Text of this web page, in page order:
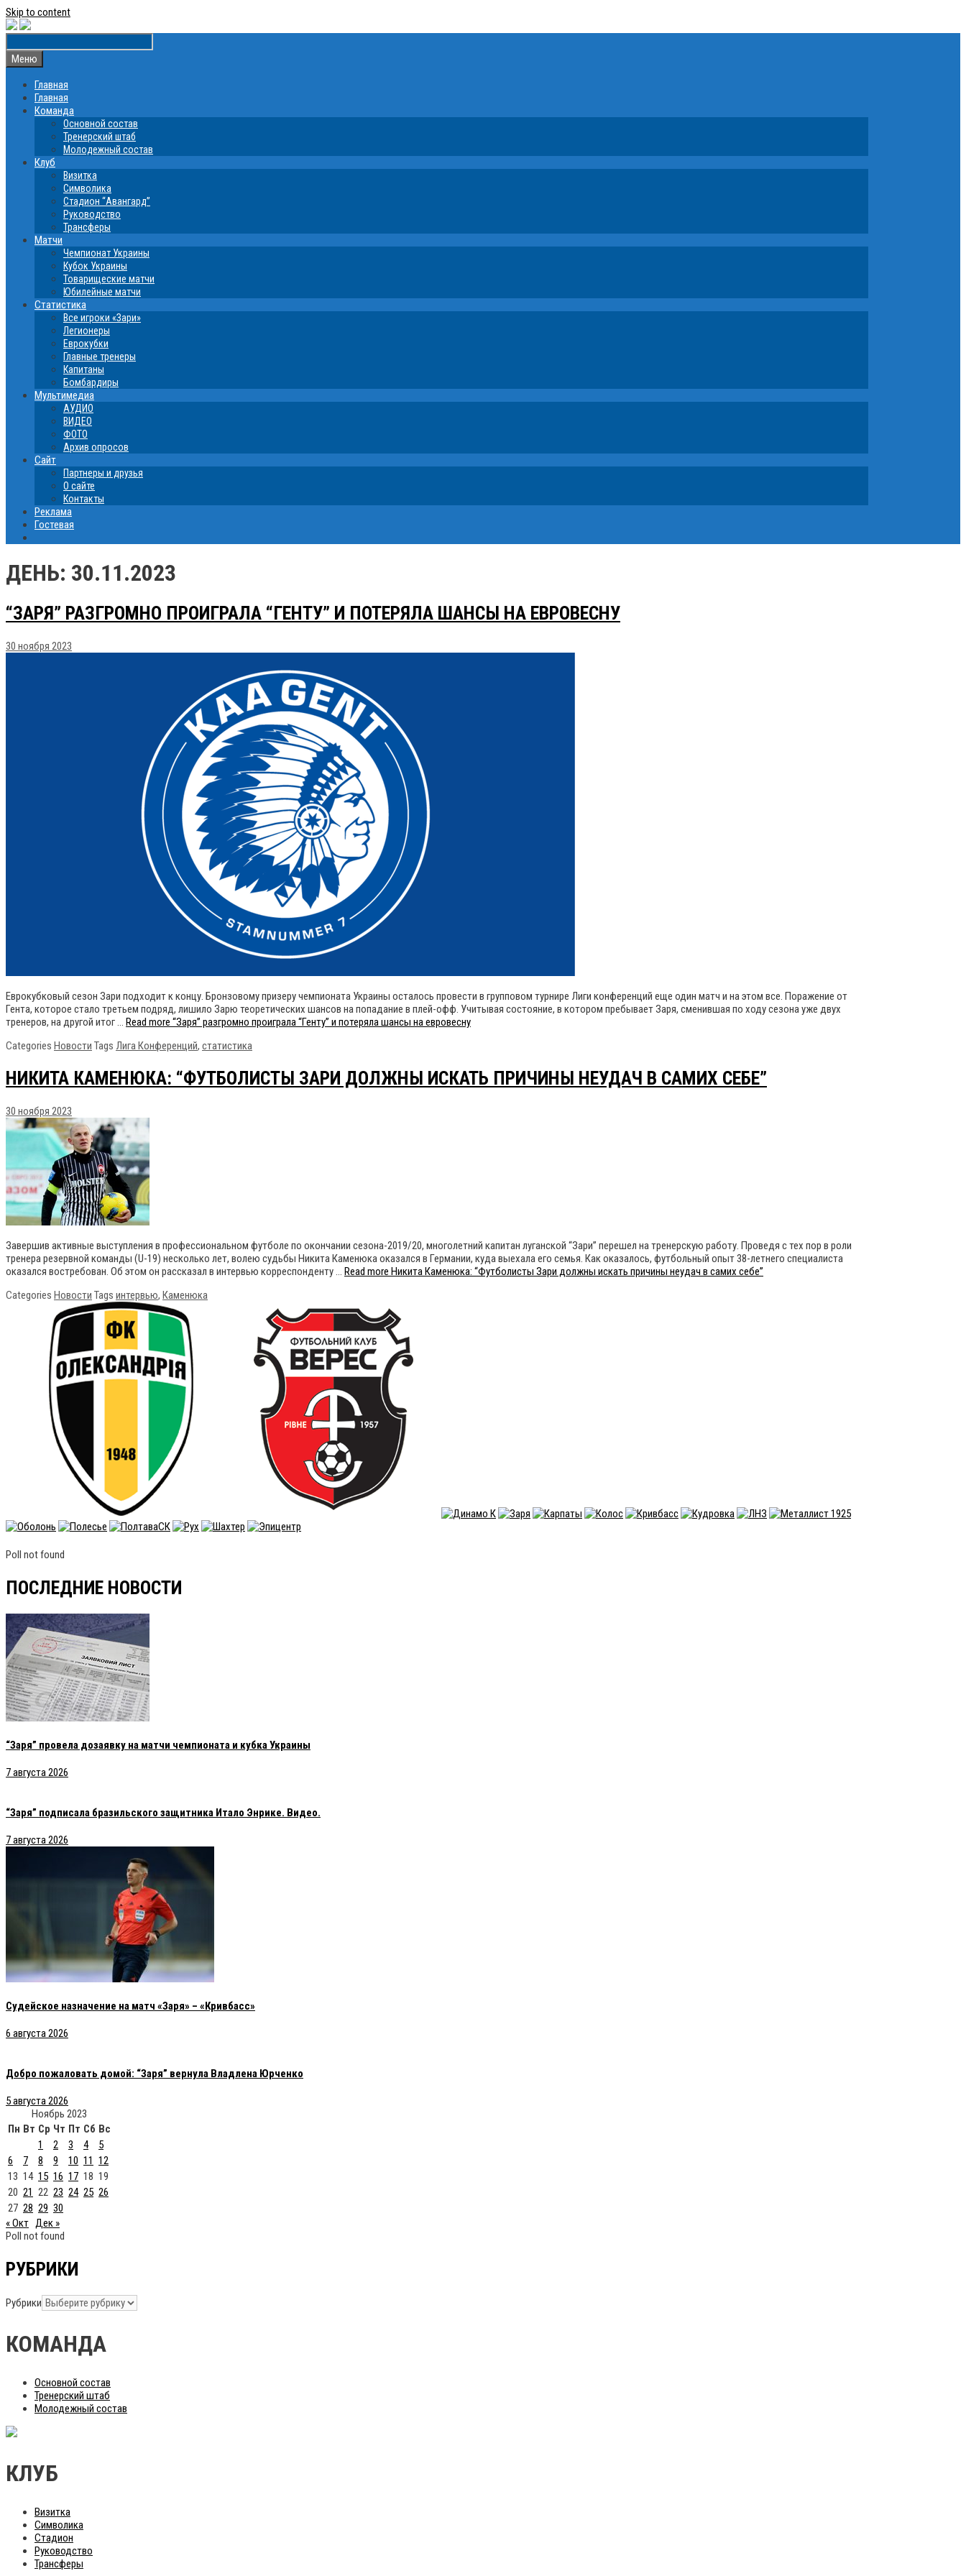
Skip to content
Меню
Главная
Главная
Команда
Основной состав
Тренерский штаб
Молодежный состав
Клуб
Визитка
Символика
Стадион “Авангард”
Руководство
Трансферы
Матчи
Чемпионат Украины
Кубок Украины
Товарищеские матчи
Юбилейные матчи
Статистика
Все игроки «Зари»
Легионеры
Еврокубки
Главные тренеры
Капитаны
Бомбардиры
Мультимедиа
АУДИО
ВИДЕО
ФОТО
Архив опросов
Сайт
Партнеры и друзья
О сайте
Контакты
Реклама
Гостевая
ДЕНЬ: 30.11.2023
“ЗАРЯ” РАЗГРОМНО ПРОИГРАЛА “ГЕНТУ” И ПОТЕРЯЛА ШАНСЫ НА ЕВРОВЕСНУ
30 ноября 2023
Еврокубковый сезон Зари подходит к концу. Бронзовому призеру чемпионата Украины осталось провести в групповом турнире Лиги конференций еще один матч и на этом все. Поражение от
Гента, которое стало третьем подряд, лишило Зарю теоретических шансов на попадание в плей-офф. Учитывая состояние, в котором пребывает Заря, сменившая по ходу сезона уже двух
тренеров, на другой итог … Read more “Заря” разгромно проиграла “Генту” и потеряла шансы на евровесну
Categories Новости Tags Лига Конференций, статистика
НИКИТА КАМЕНЮКА: “ФУТБОЛИСТЫ ЗАРИ ДОЛЖНЫ ИСКАТЬ ПРИЧИНЫ НЕУДАЧ В САМИХ СЕБЕ”
30 ноября 2023
Завершив активные выступления в профессиональном футболе по окончании сезона-2019/20, многолетний капитан луганской “Зари” перешел на тренерскую работу. Проведя с тех пор в роли
тренера резервной команды (U-19) несколько лет, волею судьбы Никита Каменюка оказался в Германии, куда выехала его семья. Как оказалось, футбольный опыт 38-летнего специалиста
оказался востребован. Об этом он рассказал в интервью корреспонденту … Read more Никита Каменюка: “Футболисты Зари должны искать причины неудач в самих себе”
Categories Новости Tags интервью, Каменюка
Poll not found
ПОСЛЕДНИЕ НОВОСТИ
“Заря” провела дозаявку на матчи чемпионата и кубка Украины
7 августа 2026
“Заря” подписала бразильского защитника Итало Энрике. Видео.
7 августа 2026
Судейское назначение на матч «Заря» – «Кривбасс»
6 августа 2026
Добро пожаловать домой: “Заря” вернула Владлена Юрченко
5 августа 2026
Ноябрь 2023
Пн Вт Ср Чт Пт Сб Вс
1
2 3 4
5
6
7 8 9 10 11 12
13 14 15 16 17 18 19
20 21 22 23 24 25 26
27 28 29 30
« Окт Дек »
Poll not found
РУБРИКИ
Рубрики
КОМАНДА
Основной состав
Тренерский штаб
Молодежный состав
КЛУБ
Визитка
Символика
Стадион
Руководство
Трансферы